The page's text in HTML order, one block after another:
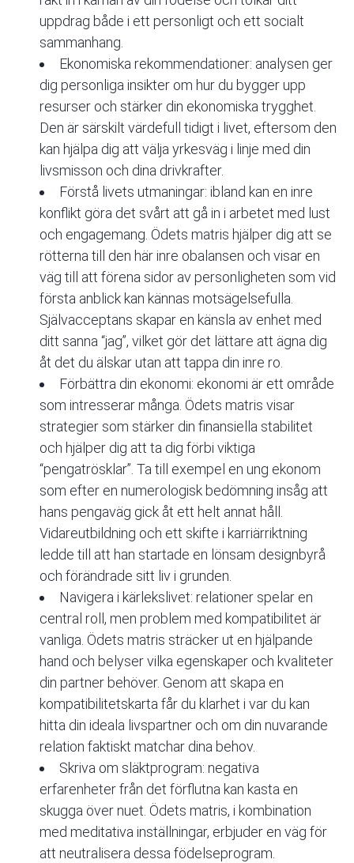
uppdrag både i ett personligt och ett socialt
sammanhang.
Ekonomiska rekommendationer: analysen ger
dig personliga insikter om hur du bygger upp
resurser och stärker din ekonomiska trygghet.
Den är särskilt värdefull tidigt i livet, eftersom den
kan hjälpa dig att välja yrkesväg i linje med din
livsmisson och dina drivkrafter.
Förstå livets utmaningar: ibland kan en inre
konflikt göra det svårt att gå in i arbetet med lust
och engagemang. Ödets matris hjälper dig att se
rötterna till den här inre obalansen och visar en
väg till att förena sidor av personligheten som vid
första anblick kan kännas motsägelsefulla.
Självacceptans skapar en känsla av enhet med
ditt sanna “jag”, vilket gör det lättare att ägna dig
åt det du älskar utan att tappa din inre ro.
Förbättra din ekonomi: ekonomi är ett område
som intresserar många. Ödets matris visar
strategier som stärker din finansiella stabilitet
och hjälper dig att ta dig förbi viktiga
“pengatrösklar”. Ta till exempel en ung ekonom
som efter en numerologisk bedömning insåg att
hans pengaväg gick åt ett helt annat håll.
Vidareutbildning och ett skifte i karriärriktning
ledde till att han startade en lönsam designbyrå
och förändrade sitt liv i grunden.
Navigera i kärlekslivet: relationer spelar en
central roll, men problem med kompatibilitet är
vanliga. Ödets matris sträcker ut en hjälpande
hand och belyser vilka egenskaper och kvaliteter
din partner behöver. Genom att skapa en
kompatibilitetskarta får du klarhet i var du kan
hitta din ideala livspartner och om din nuvarande
relation faktiskt matchar dina behov.
Skriva om släktprogram: negativa
erfarenheter från det förflutna kan kasta en
skugga över nuet. Ödets matris, i kombination
med meditativa inställningar, erbjuder en väg för
att neutralisera dessa födelseprogram.